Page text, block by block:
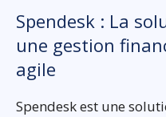
Spendesk : La
une gestion
agile
Spendesk est une